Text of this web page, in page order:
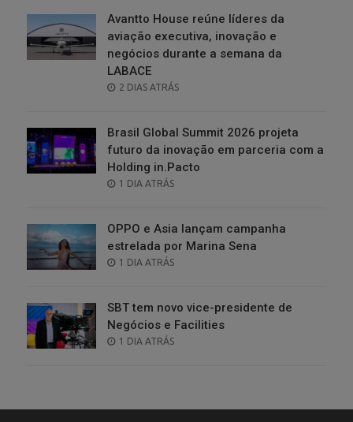
Avantto House reúne líderes da
aviação executiva, inovação e
negócios durante a semana da
LABACE
POSTED
2 DIAS ATRÁS
Brasil Global Summit 2026 projeta
futuro da inovação em parceria com a
Holding in.Pacto
POSTED
1 DIA ATRÁS
OPPO e Asia lançam campanha
estrelada por Marina Sena
POSTED
1 DIA ATRÁS
SBT tem novo vice-presidente de
Negócios e Facilities
POSTED
1 DIA ATRÁS